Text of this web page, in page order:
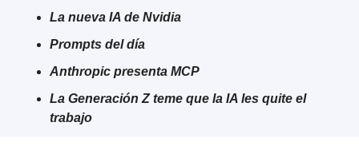
La nueva IA de Nvidia
Prompts del día
Anthropic presenta MCP
La Generación Z teme que la IA les quite el
trabajo